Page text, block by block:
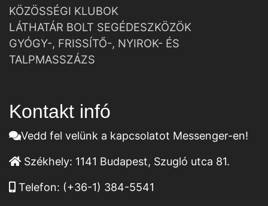
KÖZÖSSÉGI KLUBOK
LÁTHATÁR BOLT SEGÉDESZKÖZÖK
GYÓGY-, FRISSÍTŐ-, NYIROK- ÉS
TALPMASSZÁZS
Kontakt infó
Vedd fel velünk a kapcsolatot Messenger-en!
Székhely: 1141 Budapest, Szugló utca 81.
Telefon: (+36-1) 384-5541